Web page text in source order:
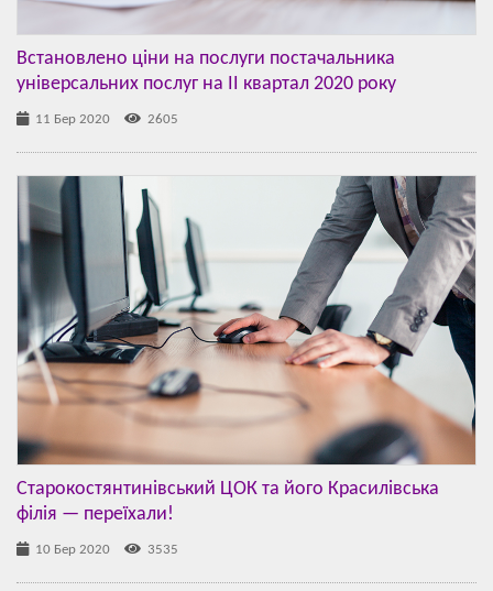
Встановлено ціни на послуги постачальника
універсальних послуг на ІІ квартал 2020 року
11 Бер 2020 2605
Старокостянтинівський ЦОК та його Красилівська
філія — переїхали!
10 Бер 2020 3535